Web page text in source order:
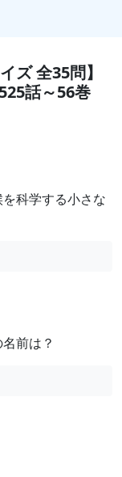
ズ 全35問】
話～56巻
科学する小さな
前は？